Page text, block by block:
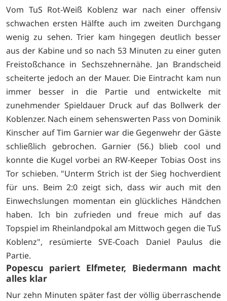
Vom TuS Rot-Weiß Koblenz war nach einer offensiv
schwachen ersten Hälfte auch im zweiten Durchgang
wenig zu sehen. Trier kam hingegen deutlich besser
aus der Kabine und so nach 53 Minuten zu einer guten
Freistoßchance in Sechszehnernähe. Jan Brandscheid
scheiterte jedoch an der Mauer. Die Eintracht kam nun
immer besser in die Partie und entwickelte mit
zunehmender Spieldauer Druck auf das Bollwerk der
Koblenzer. Nach einem sehenswerten Pass von Dominik
Kinscher auf Tim Garnier war die Gegenwehr der Gäste
schließlich gebrochen. Garnier (56.) blieb cool und
konnte die Kugel vorbei an RW-Keeper Tobias Oost ins
Tor schieben. "Unterm Strich ist der Sieg hochverdient
für uns. Beim 2:0 zeigt sich, dass wir auch mit den
Einwechslungen momentan ein glückliches Händchen
haben. Ich bin zufrieden und freue mich auf das
Topspiel im Rheinlandpokal am Mittwoch gegen die TuS
Koblenz", resümierte SVE-Coach Daniel Paulus die
Partie.
Popescu pariert Elfmeter, Biedermann macht
alles klar
Nur zehn Minuten später fast der völlig überraschende